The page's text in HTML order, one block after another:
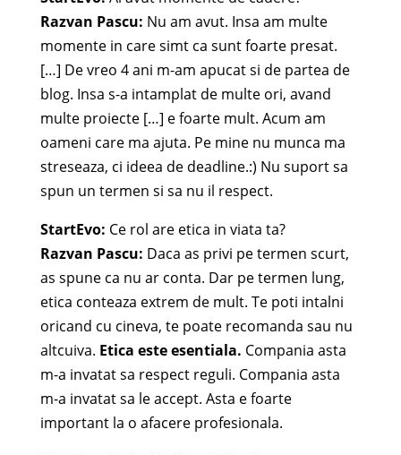
Razvan Pascu: Nu am avut. Insa am multe
momente in care simt ca sunt foarte presat.
[…] De vreo 4 ani m-am apucat si de partea de
blog. Insa s-a intamplat de multe ori, avand
multe proiecte […] e foarte mult. Acum am
oameni care ma ajuta. Pe mine nu munca ma
streseaza, ci ideea de deadline.:) Nu suport sa
spun un termen si sa nu il respect.
StartEvo: Ce rol are etica in viata ta?
Razvan Pascu: Daca as privi pe termen scurt,
as spune ca nu ar conta. Dar pe termen lung,
etica conteaza extrem de mult. Te poti intalni
oricand cu cineva, te poate recomanda sau nu
altcuiva. Etica este esentiala. Compania asta
m-a invatat sa respect reguli. Compania asta
m-a invatat sa le accept. Asta e foarte
important la o afacere profesionala.